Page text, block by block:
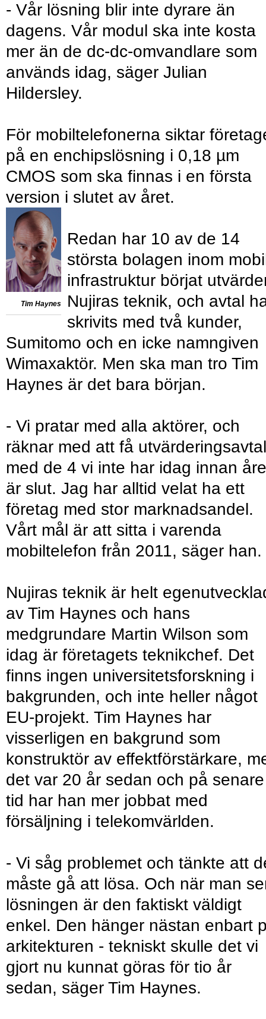
- Vår lösning blir inte dyrare än
dagens. Vår modul ska inte kosta
mer än de dc-dc-omvandlare som
används idag, säger Julian
Hildersley.
För mobiltelefonerna siktar
på en enchipslösning i 0,18 µm
CMOS som ska finnas i en första
version i slutet av året.
Tim Haynes
Redan har 10 av de 14
största bolagen inom
infrastruktur börjat
Nujiras teknik, och avtal
skrivits med två kunder,
Sumitomo och en icke namngiven
Wimaxaktör. Men ska man tro Tim
Haynes är det bara början.
- Vi pratar med alla aktörer, och
räknar med att få utvärderingsavtal
med de 4 vi inte har idag innan
är slut. Jag har alltid velat ha ett
företag med stor marknadsandel.
Vårt mål är att sitta i varenda
mobiltelefon från 2011, säger han.
Nujiras teknik är helt
av Tim Haynes och hans
medgrundare Martin Wilson som
idag är företagets teknikchef. Det
finns ingen universitetsforskning i
bakgrunden, och inte heller något
EU-projekt. Tim Haynes har
visserligen en bakgrund som
konstruktör av effektförstärkare,
det var 20 år sedan och på senare
tid har han mer jobbat med
försäljning i telekomvärlden.
- Vi såg problemet och tänkte att
måste gå att lösa. Och när man
lösningen är den faktiskt väldigt
enkel. Den hänger nästan enbart
arkitekturen - tekniskt skulle det vi
gjort nu kunnat göras för tio år
sedan, säger Tim Haynes.